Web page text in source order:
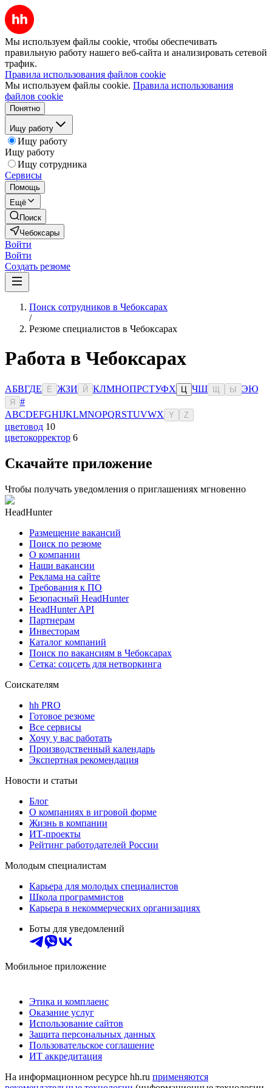
Мы используем файлы cookie, чтобы обеспечивать
правильную работу нашего веб-сайта и анализировать сетевой
трафик.
Правила использования файлов cookie
Мы используем файлы cookie. Правила использования
файлов cookie
Понятно
Ищу работу
Ищу работу
Ищу работу
Ищу сотрудника
Сервисы
Помощь
Ещё
Поиск
Чебоксары
Войти
Войти
Создать резюме
Поиск сотрудников в Чебоксарах
/
Резюме специалистов в Чебоксарах
Работа в Чебоксарах
АБВГДЕ Ё ЖЗИ Й КЛМНОПРСТУФХ ЧШ Ы ЭЮ
Я
#
ABCDEFGHIJKLMNOPQRSTUVWX Y Z
цветовод 10
цветокорректор 6
Скачайте приложение
Чтобы получать уведомления о приглашениях мгновенно
HeadHunter
Размещение вакансий
Поиск по резюме
О компании
Наши вакансии
Реклама на сайте
Требования к ПО
Безопасный HeadHunter
HeadHunter API
Партнерам
Инвесторам
Каталог компаний
Поиск по вакансиям в Чебоксарах
Сетка: соцсеть для нетворкинга
Соискателям
hh PRO
Готовое резюме
Все сервисы
Хочу у вас работать
Производственный календарь
Экспертная рекомендация
Новости и статьи
Блог
О компаниях в игровой форме
Жизнь в компании
ИТ-проекты
Рейтинг работодателей России
Молодым специалистам
Карьера для молодых специалистов
Школа программистов
Карьера в некоммерческих организациях
Боты для уведомлений
Мобильное приложение
Этика и комплаенс
Оказание услуг
Использование сайтов
Защита персональных данных
Пользовательское соглашение
ИТ аккредитация
На информационном ресурсе hh.ru применяются